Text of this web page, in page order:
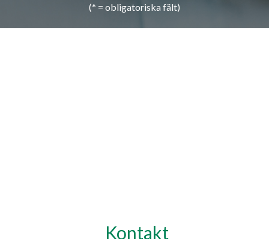
(* = obligatoriska fält)
Kontakt